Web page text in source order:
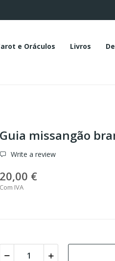
e Oráculos Livros
Guia missangão
Write a review
20,00 €
Com IVA